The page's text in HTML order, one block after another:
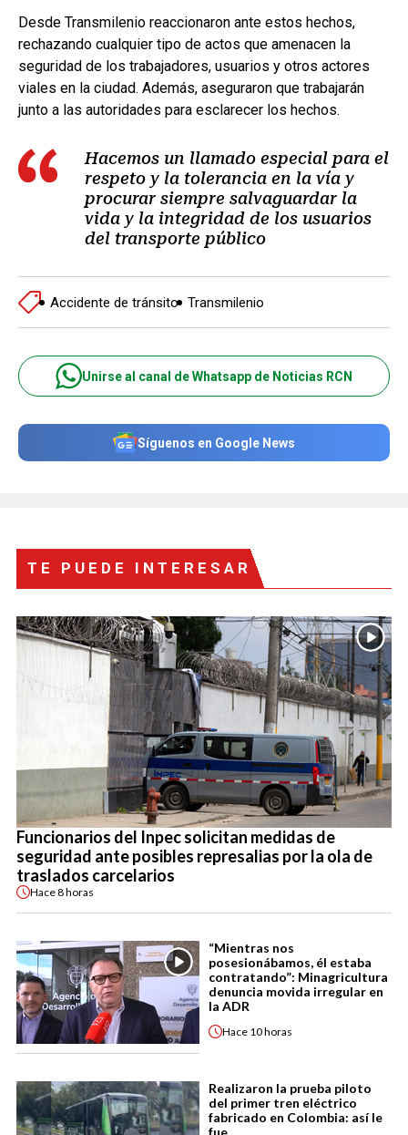
Desde Transmilenio reaccionaron ante estos hechos,
rechazando cualquier tipo de actos que amenacen la
seguridad de los trabajadores, usuarios y otros actores
viales en la ciudad. Además, aseguraron que trabajarán
junto a las autoridades para esclarecer los hechos.
Hacemos un llamado especial para el
respeto y la tolerancia en la vía y
procurar siempre salvaguardar la
vida y la integridad de los usuarios
del transporte público
Accidente de tránsito Transmilenio
Unirse al canal de Whatsapp de Noticias RCN
Síguenos en Google News
TE PUEDE INTERESAR
Funcionarios del Inpec solicitan medidas de
seguridad ante posibles represalias por la ola de
traslados carcelarios
Hace8 horas
“Mientras nos
posesionábamos, él estaba
contratando”: Minagricultura
denuncia movida irregular en
la ADR
Hace 10 horas
Realizaron la prueba piloto
del primer tren eléctrico
fabricado en Colombia: así le